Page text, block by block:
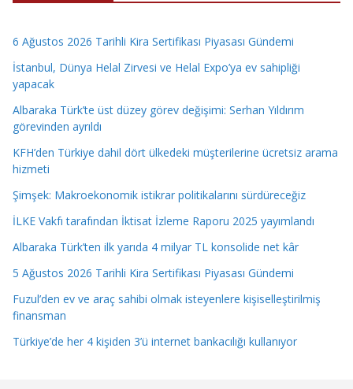
6 Ağustos 2026 Tarihli Kira Sertifikası Piyasası Gündemi
İstanbul, Dünya Helal Zirvesi ve Helal Expo’ya ev sahipliği
yapacak
Albaraka Türk’te üst düzey görev değişimi: Serhan Yıldırım
görevinden ayrıldı
KFH’den Türkiye dahil dört ülkedeki müşterilerine ücretsiz arama
hizmeti
Şimşek: Makroekonomik istikrar politikalarını sürdüreceğiz
İLKE Vakfı tarafından İktisat İzleme Raporu 2025 yayımlandı
Albaraka Türk’ten ilk yarıda 4 milyar TL konsolide net kâr
5 Ağustos 2026 Tarihli Kira Sertifikası Piyasası Gündemi
Fuzul’den ev ve araç sahibi olmak isteyenlere kişiselleştirilmiş
finansman
Türkiye’de her 4 kişiden 3’ü internet bankacılığı kullanıyor